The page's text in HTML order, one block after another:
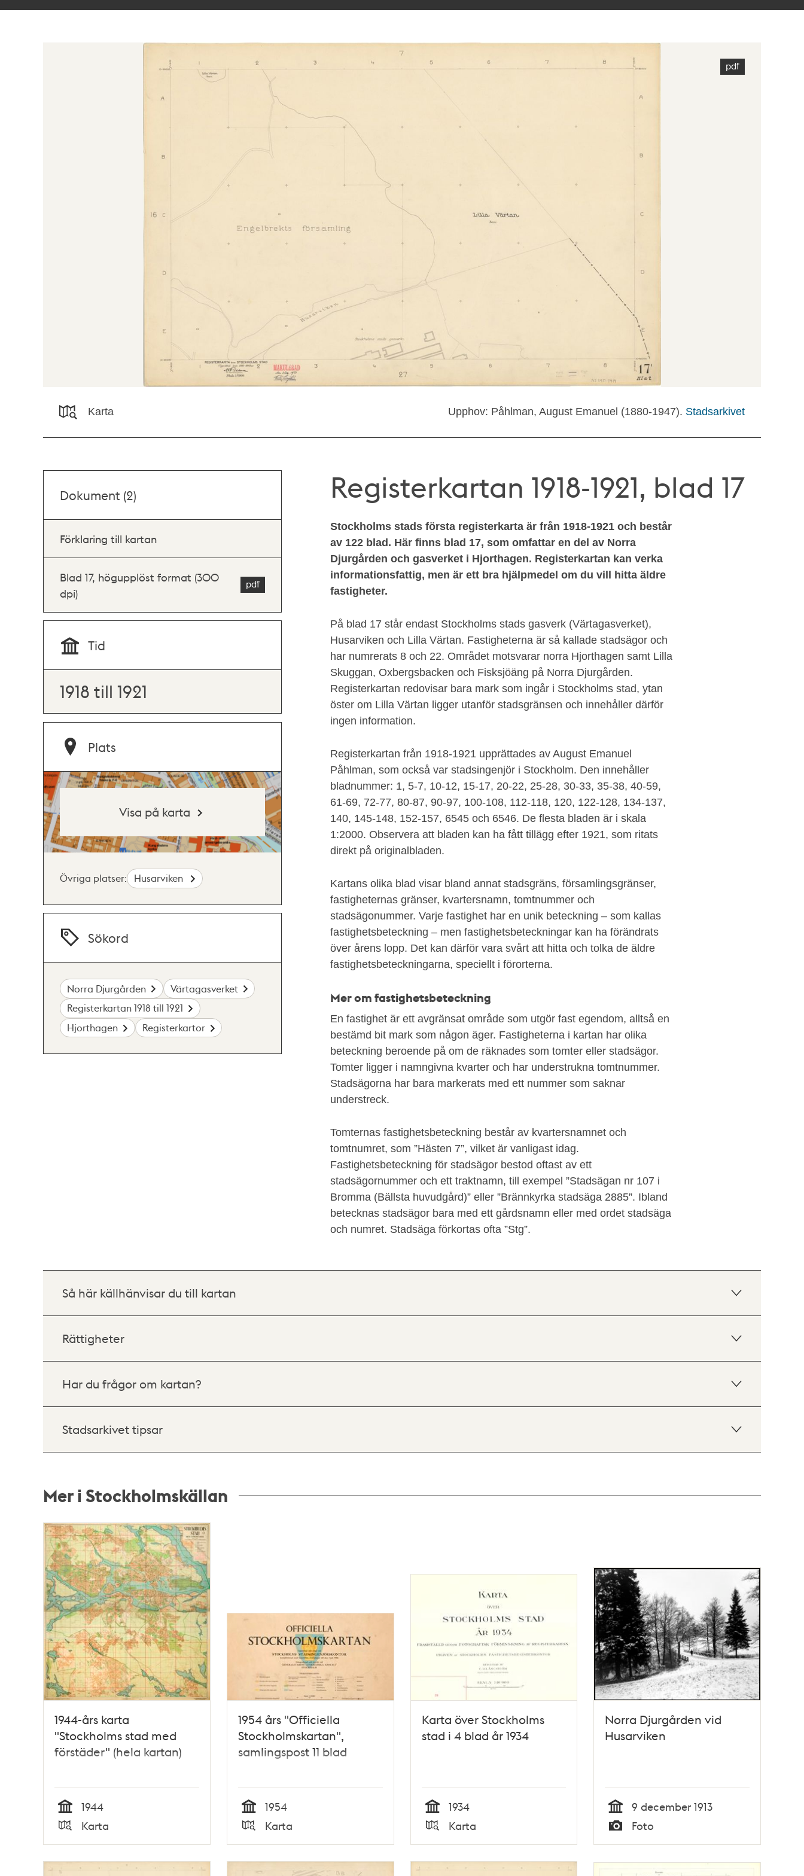
Karta Upphov: Påhlman, August Emanuel (1880-1947). Stadsarkivet
Registerkartan 1918-1921, blad 17
Stockholms stads första registerkarta är från 1918-1921 och består
av 122 blad. Här finns blad 17, som omfattar en del av Norra
Djurgården och gasverket i Hjorthagen. Registerkartan kan verka
informationsfattig, men är ett bra hjälpmedel om du vill hitta äldre
fastigheter.
På blad 17 står endast Stockholms stads gasverk (Värtagasverket),
Husarviken och Lilla Värtan. Fastigheterna är så kallade stadsägor och
har numrerats 8 och 22. Området motsvarar norra Hjorthagen samt Lilla
Skuggan, Oxbergsbacken och Fisksjöäng på Norra Djurgården.
Registerkartan redovisar bara mark som ingår i Stockholms stad, ytan
öster om Lilla Värtan ligger utanför stadsgränsen och innehåller därför
ingen information.
Registerkartan från 1918-1921 upprättades av August Emanuel
Påhlman, som också var stadsingenjör i Stockholm. Den innehåller
bladnummer: 1, 5-7, 10-12, 15-17, 20-22, 25-28, 30-33, 35-38, 40-59,
61-69, 72-77, 80-87, 90-97, 100-108, 112-118, 120, 122-128, 134-137,
140, 145-148, 152-157, 6545 och 6546. De flesta bladen är i skala
1:2000. Observera att bladen kan ha fått tillägg efter 1921, som ritats
direkt på originalbladen.
Kartans olika blad visar bland annat stadsgräns, församlingsgränser,
fastigheternas gränser, kvartersnamn, tomtnummer och
stadsägonummer. Varje fastighet har en unik beteckning – som kallas
fastighetsbeteckning – men fastighetsbeteckningar kan ha förändrats
över årens lopp. Det kan därför vara svårt att hitta och tolka de äldre
fastighetsbeteckningarna, speciellt i förorterna.
Mer om fastighetsbeteckning
En fastighet är ett avgränsat område som utgör fast egendom, alltså en
bestämd bit mark som någon äger. Fastigheterna i kartan har olika
beteckning beroende på om de räknades som tomter eller stadsägor.
Tomter ligger i namngivna kvarter och har understrukna tomtnummer.
Stadsägorna har bara markerats med ett nummer som saknar
understreck.
Tomternas fastighetsbeteckning består av kvartersnamnet och
tomtnumret, som ”Hästen 7”, vilket är vanligast idag.
Fastighetsbeteckning för stadsägor bestod oftast av ett
stadsägornummer och ett traktnamn, till exempel ”Stadsägan nr 107 i
Bromma (Bällsta huvudgård)” eller ”Brännkyrka stadsäga 2885”. Ibland
betecknas stadsägor bara med ett gårdsnamn eller med ordet stadsäga
och numret. Stadsäga förkortas ofta ”Stg”.
Dokument (2)
Förklaring till kartan
Blad 17, högupplöst format (300
dpi)
Tid
1918 till 1921
Plats
Visa på karta
Övriga platser: Husarviken
Sökord
Norra Djurgården
Värtagasverket
Registerkartan 1918 till 1921
Hjorthagen
Registerkartor
Så här källhänvisar du till kartan
Rättigheter
Har du frågor om kartan?
Stadsarkivet tipsar
Mer i Stockholmskällan
Relaterade
poster
och
teman
1944-års karta
"Stockholms stad med
förstäder" (hela kartan)
Tid
1944
Typ
Karta
1954 års "Officiella
Stockholmskartan",
samlingspost 11 blad
Tid
1954
Typ
Karta
Karta över Stockholms
stad i 4 blad år 1934
Tid
1934
Typ
Karta
Norra Djurgården vid
Husarviken
Tid
9 december 1913
Typ
Foto